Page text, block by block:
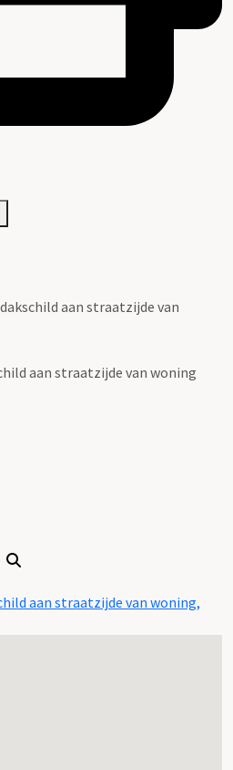
aan straatzijde van
aan straatzijde van woning
aan straatzijde van woning,